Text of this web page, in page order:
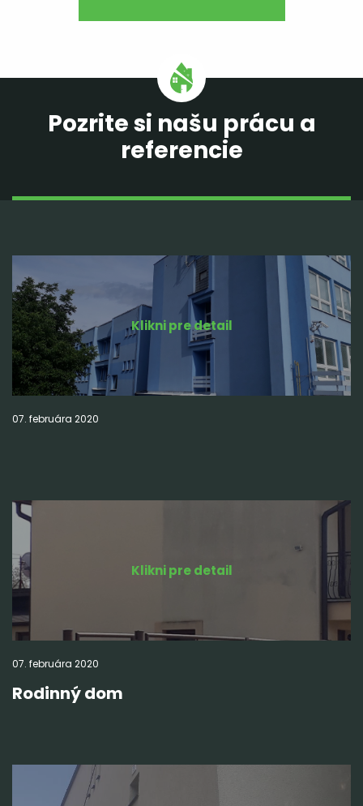
Pozrite si našu prácu a
referencie
Klikni pre detail
07. februára 2020
Klikni pre detail
07. februára 2020
Rodinný dom